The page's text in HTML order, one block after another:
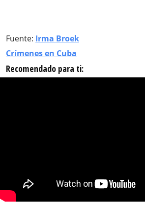
Fuente: Irma Broek
Crímenes en Cuba
Recomendado para ti: